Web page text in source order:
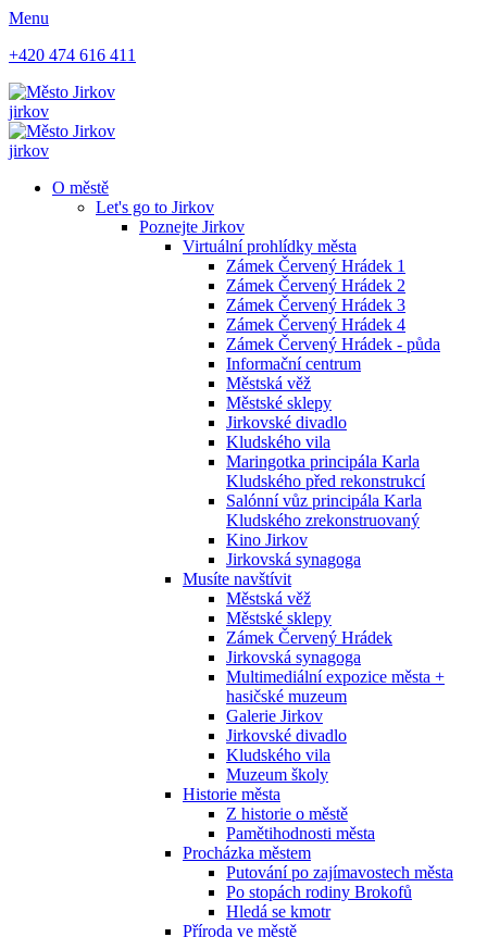
Menu
+420 474 616 411
jirkov
jirkov
O městě
Let's go to Jirkov
Poznejte Jirkov
Virtuální prohlídky města
Zámek Červený Hrádek 1
Zámek Červený Hrádek 2
Zámek Červený Hrádek 3
Zámek Červený Hrádek 4
Zámek Červený Hrádek - půda
Informační centrum
Městská věž
Městské sklepy
Jirkovské divadlo
Kludského vila
Maringotka principála Karla
Kludského před rekonstrukcí
Salónní vůz principála Karla
Kludského zrekonstruovaný
Kino Jirkov
Jirkovská synagoga
Musíte navštívit
Městská věž
Městské sklepy
Zámek Červený Hrádek
Jirkovská synagoga
Multimediální expozice města +
hasičské muzeum
Galerie Jirkov
Jirkovské divadlo
Kludského vila
Muzeum školy
Historie města
Z historie o městě
Pamětihodnosti města
Procházka městem
Putování po zajímavostech města
Po stopách rodiny Brokofů
Hledá se kmotr
Příroda ve městě